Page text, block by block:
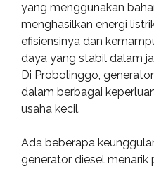
yang menggunakan
menghasilkan energi
efisiensinya dan
daya yang stabil dalam
Di Probolinggo,
dalam berbagai
usaha kecil.
Ada beberapa
generator diesel menarik